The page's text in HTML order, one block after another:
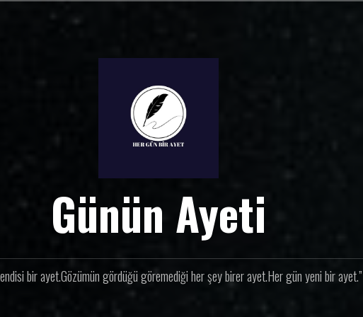
Günün Ayeti
bir ayet.Gözümün gördüğü göremediği her şey birer ayet.Her gün yeni bir ayet.”